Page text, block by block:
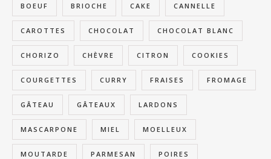
BOEUF BRIOCHE CAKE CANNELLE
CAROTTES CHOCOLAT CHOCOLAT BLANC
CHORIZO CHÈVRE CITRON COOKIES
COURGETTES CURRY FRAISES FROMAGE
GÂTEAU GÂTEAUX LARDONS
MASCARPONE MIEL MOELLEUX
MOUTARDE PARMESAN POIRES